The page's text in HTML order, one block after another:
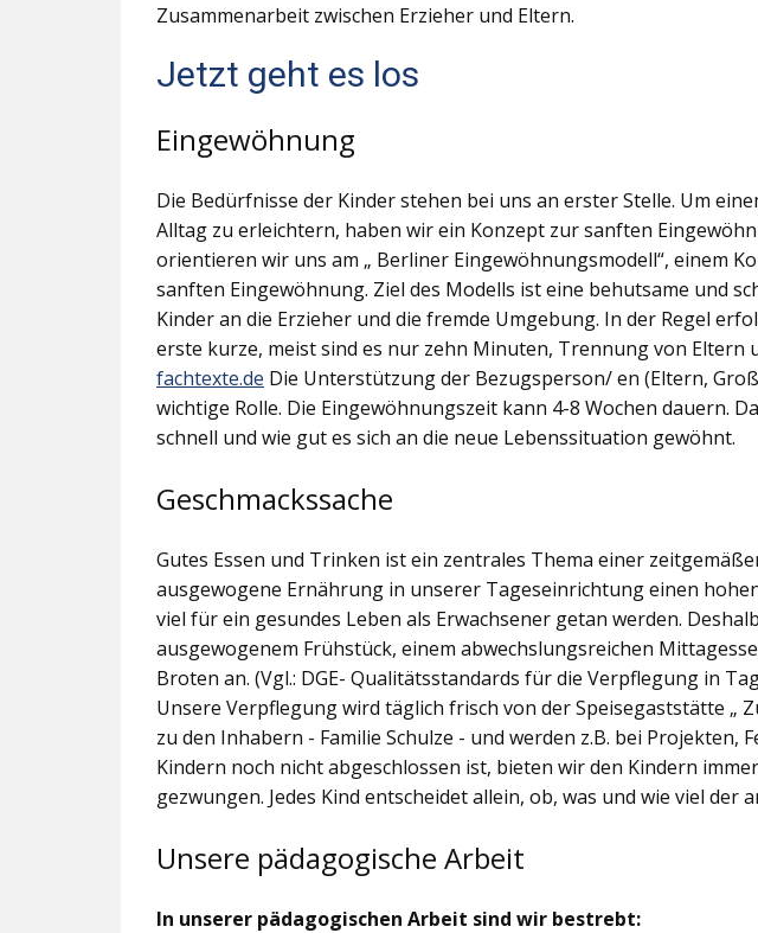
Zusammenarbeit zwischen Erzieher und Eltern.
Jetzt geht es los
Eingewöhnung
Die Bedürfnisse der Kinder stehen bei uns an erster Stelle. Um
Alltag zu erleichtern, haben wir ein Konzept zur sanften
orientieren wir uns am „ Berliner Eingewöhnungsmodell“, einem
sanften Eingewöhnung. Ziel des Modells ist eine behutsame und
Kinder an die Erzieher und die fremde Umgebung. In der Regel
erste kurze, meist sind es nur zehn Minuten, Trennung von Eltern
fachtexte.de Die Unterstützung der Bezugsperson/ en (Eltern,
wichtige Rolle. Die Eingewöhnungszeit kann 4-8 Wochen dauern.
schnell und wie gut es sich an die neue Lebenssituation gewöhnt.
Geschmackssache
Gutes Essen und Trinken ist ein zentrales Thema einer
ausgewogene Ernährung in unserer Tageseinrichtung einen
viel für ein gesundes Leben als Erwachsener getan werden.
ausgewogenem Frühstück, einem abwechslungsreichen
Broten an. (Vgl.: DGE- Qualitätsstandards für die Verpflegung in
Unsere Verpflegung wird täglich frisch von der Speisegaststätte „
zu den Inhabern - Familie Schulze - und werden z.B. bei
Kindern noch nicht abgeschlossen ist, bieten wir den Kindern
gezwungen. Jedes Kind entscheidet allein, ob, was und wie viel der
Unsere pädagogische Arbeit
In unserer pädagogischen Arbeit sind wir bestrebt: